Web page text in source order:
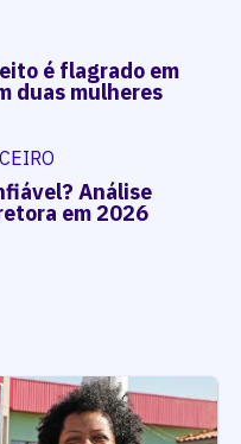
é flagrado em
duas mulheres
Análise
em 2026